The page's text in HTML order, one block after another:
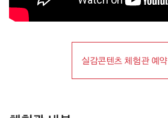
실감콘텐츠 체험관 예약